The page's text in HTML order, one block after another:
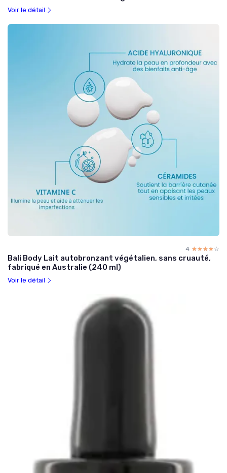
Voir le détail
4 ☆☆☆☆☆
★★★★★
Bali Body Lait autobronzant végétalien, sans cruauté,
fabriqué en Australie (240 ml)
Voir le détail